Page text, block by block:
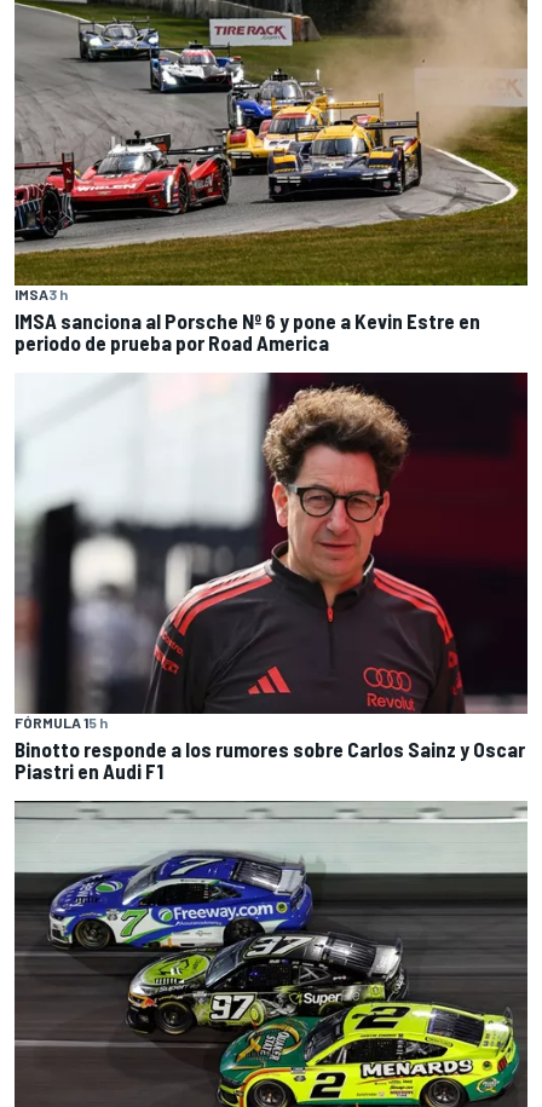
IMSA3 h
IMSA sanciona al Porsche Nº 6 y pone a Kevin Estre en
periodo de prueba por Road America
FÓRMULA 15 h
Binotto responde a los rumores sobre Carlos Sainz y Oscar
Piastri en Audi F1